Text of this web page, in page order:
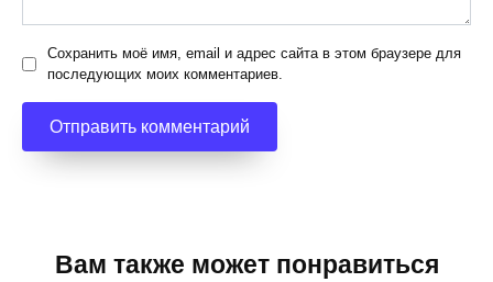
Сохранить моё имя, email и адрес сайта в этом браузере для
последующих моих комментариев.
Вам также может понравиться